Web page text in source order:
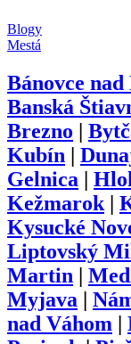
Blogy
Mestá
Bánovce
Banská
Brezno |
Kubín |
Gelnica |
Kežmarok |
Kysucké
Liptovský
Martin |
Myjava |
nad Váhom |